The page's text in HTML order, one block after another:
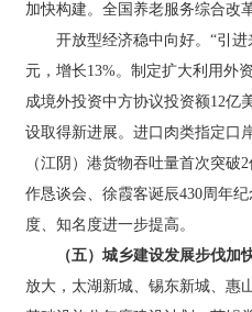
加快构建。全国养老服务综合改
开放型经济稳中向好。“引进来
元，增长13%。制定扩大利用外
成境外投资中方协议投资额12亿
设取得新进展。进口肉类指定口
（江阴）港货物吞吐量首次突
作恳谈会、徐霞客诞辰430周年
度、知名度进一步提高。
（五）城乡建设发展步伐加快
放大，太湖新城、锡东新城、惠